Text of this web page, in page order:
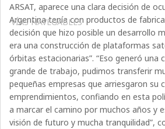
VÍAS NAVEGABLES
ARSAT, aparece una clara decisión de
Argentina tenía con productos de
decisión que hizo posible un desarrollo
era una construcción de plataformas
órbitas estacionarias”. “Eso generó una
grande de trabajo, pudimos transferir
pequeñas empresas que arriesgaron su
emprendimientos, confiando en esta
a marcar el camino por muchos años y
visión de futuro y mucha tranquilidad”,